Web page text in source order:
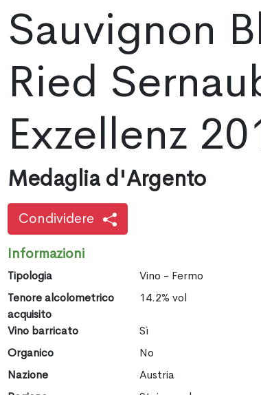
Sauvignon
Ried
Exzellenz
Medaglia d'Argento
Condividere
Informazioni
Tipologia
Vino - Fermo
Tenore alcolometrico
acquisito
14.2% vol
Vino barricato
Sì
Organico
No
Nazione
Austria